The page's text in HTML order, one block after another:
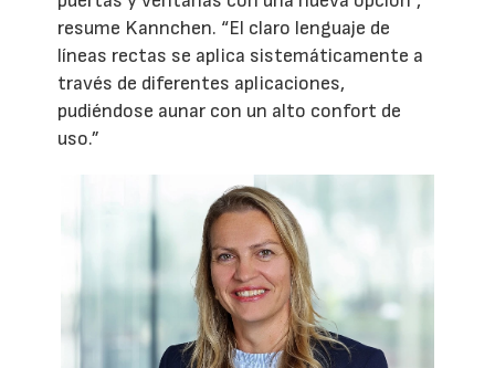
resume Kannchen. “El claro lenguaje de
líneas rectas se aplica sistemáticamente a
través de diferentes aplicaciones,
pudiéndose aunar con un alto confort de
uso.”